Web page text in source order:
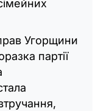
Угорщини
партії